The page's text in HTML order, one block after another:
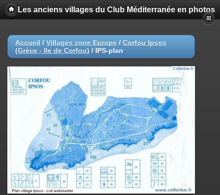
Les anciens villages du Club Méditerranée en photos
Accueil / Villages zone Europe / Corfou Ipsos
(Grèce - Ile de Corfou) / IPS-plan